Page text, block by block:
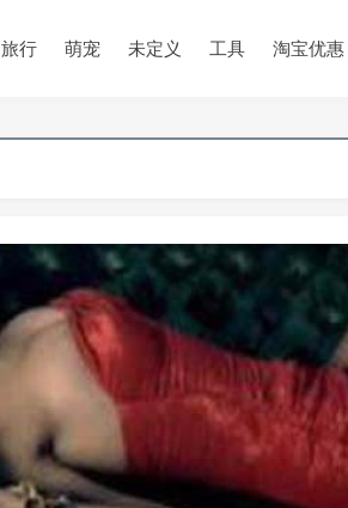
旅行 萌宠 未定义 工具 淘宝优惠